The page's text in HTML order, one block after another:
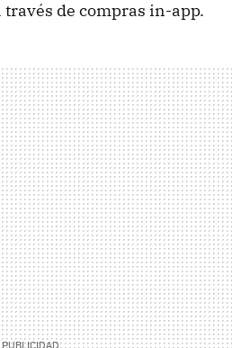
de compras in-app.